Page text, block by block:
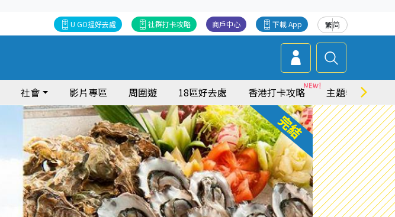
繁简
下載 App
商戶中心
社群打卡攻略
U GO搵好去處
社會 影片專區 周圍遊 18區好去處 香港打卡攻略 主題特集